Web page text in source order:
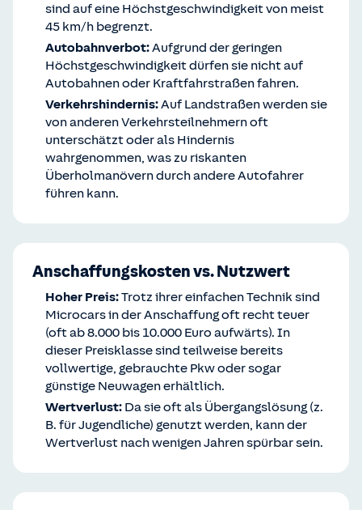
sind auf eine Höchstgeschwindigkeit von meist
45 km/h begrenzt.
Autobahnverbot:Aufgrund der geringen
Höchstgeschwindigkeit dürfen sie nicht auf
Autobahnen oder Kraftfahrstraßen fahren.
Verkehrshindernis:Auf Landstraßen werden sie
von anderen Verkehrsteilnehmern oft
unterschätzt oder als Hindernis
wahrgenommen, was zu riskanten
Überholmanövern durch andere Autofahrer
führen kann.
Anschaffungskosten vs. Nutzwert
Hoher Preis:Trotz ihrer einfachen Technik sind
Microcars in der Anschaffung oft recht teuer
(oft ab 8.000 bis 10.000 Euro aufwärts). In
dieser Preisklasse sind teilweise bereits
vollwertige, gebrauchte Pkw oder sogar
günstige Neuwagen erhältlich.
Wertverlust: Da sie oft als Übergangslösung (z.
B. für Jugendliche) genutzt werden, kann der
Wertverlust nach wenigen Jahren spürbar sein.